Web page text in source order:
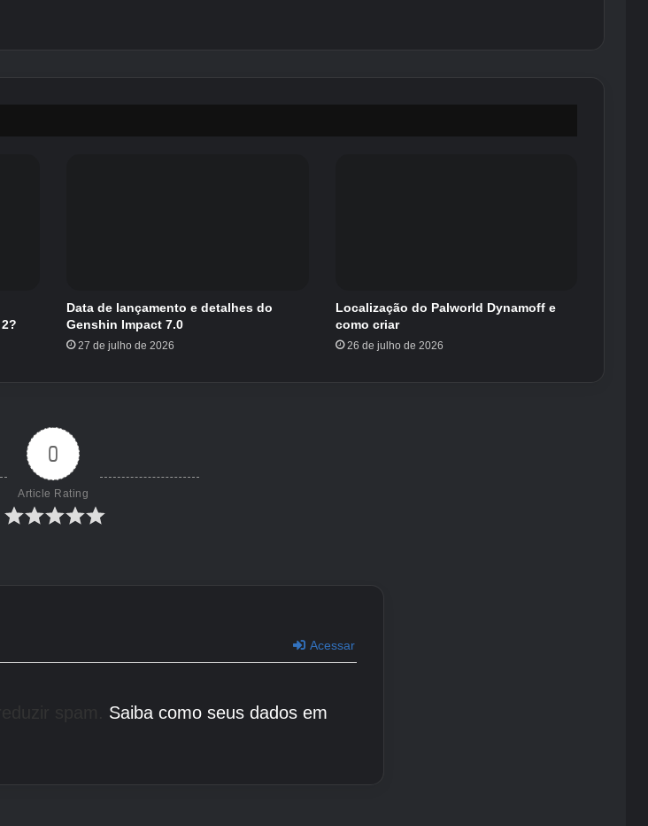
Data de lançamento e detalhes do
Genshin Impact 7.0
27 de julho de 2026
Localização do Palworld Dynamoff e
como criar
26 de julho de 2026
0
Article Rating
Acessar
Saiba como seus dados em